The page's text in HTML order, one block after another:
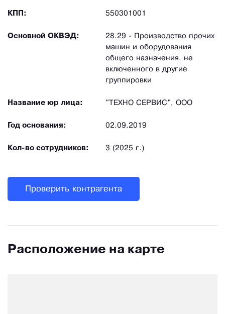
КПП: 550301001
Основной ОКВЭД:
28.29 - Производство прочих
машин и оборудования
общего назначения, не
включенного в другие
группировки
Название юр лица: "ТЕХНО СЕРВИС", ООО
Год основания: 02.09.2019
Кол-во сотрудников: 3 (2025 г.)
Проверить контрагента
Расположение на карте